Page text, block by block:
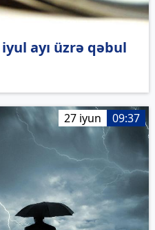
ayı üzrə qəbul
27 iyun 09:37